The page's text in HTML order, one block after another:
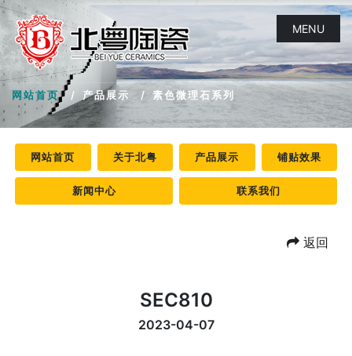
MENU
网站首页 产品展示 素色微理石系列
网站首页 关于北粤 产品展示 铺贴效果
新闻中心 联系我们
返回
SEC810
2023-04-07